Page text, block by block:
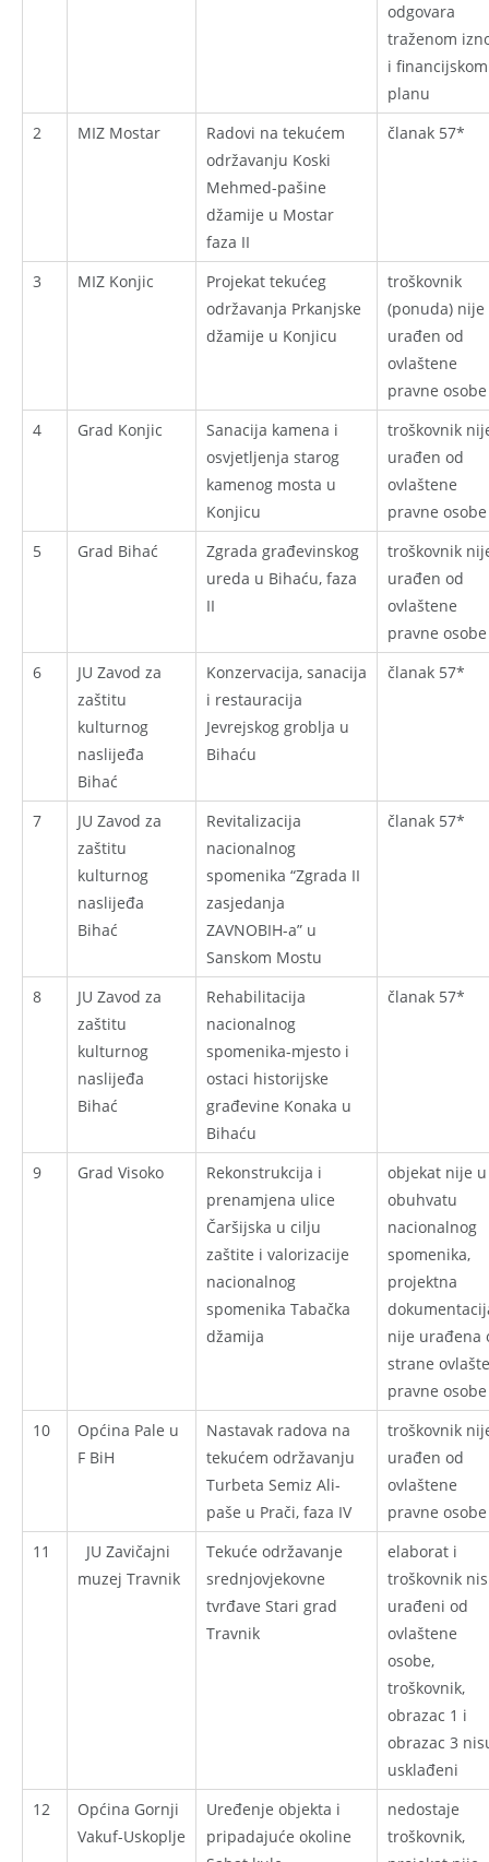
odgovara
traženom
i financijskom
planu
2
MIZ Mostar
Radovi na tekućem
održavanju Koski
Mehmed-pašine
džamije u Mostar
faza II
članak 57*
3 MIZ Konjic
Projekat tekućeg
održavanja Prkanjske
džamije u Konjicu
troškovnik
(ponuda) nije
urađen od
ovlaštene
pravne osobe
4
Grad Konjic
Sanacija kamena i
osvjetljenja starog
kamenog mosta u
Konjicu
troškovnik
urađen od
ovlaštene
pravne osobe
5
Grad Bihać
Zgrada građevinskog
ureda u Bihaću, faza
II
troškovnik
urađen od
ovlaštene
pravne osobe
6
JU Zavod za
zaštitu
kulturnog
naslijeđa
Bihać
Konzervacija, sanacija
i restauracija
Jevrejskog groblja u
Bihaću
članak 57*
7
JU Zavod za
zaštitu
kulturnog
naslijeđa
Bihać
Revitalizacija
nacionalnog
spomenika “Zgrada II
zasjedanja
ZAVNOBIH-a” u
Sanskom Mostu
članak 57*
8
JU Zavod za
zaštitu
kulturnog
naslijeđa
Bihać
Rehabilitacija
nacionalnog
spomenika-mjesto i
ostaci historijske
građevine Konaka u
Bihaću
članak 57*
9 Grad Visoko
Rekonstrukcija i
prenamjena ulice
Čaršijska u cilju
zaštite i valorizacije
nacionalnog
spomenika Tabačka
džamija
objekat nije u
obuhvatu
nacionalnog
spomenika,
projektna
nije urađena
strane
pravne osobe
10
Općina Pale u
F BiH
Nastavak radova na
tekućem održavanju
Turbeta Semiz Ali-
paše u Prači, faza IV
troškovnik
urađen od
ovlaštene
pravne osobe
11
JU Zavičajni
muzej Travnik
Tekuće održavanje
srednjovjekovne
tvrđave Stari grad
Travnik
elaborat i
troškovnik
urađeni od
ovlaštene
osobe,
troškovnik,
obrazac 1 i
obrazac 3
usklađeni
12
Općina Gornji
Vakuf-Uskoplje
Uređenje objekta i
pripadajuće okoline
nedostaje
troškovnik,